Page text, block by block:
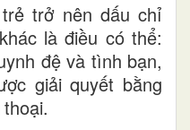
trở nên dấu chỉ
là điều có thể:
đệ và tình bạn,
giải quyết bằng